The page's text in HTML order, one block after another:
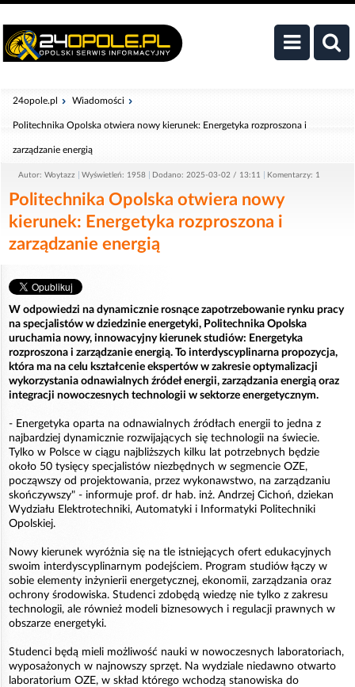
24opole.pl Wiadomości
Politechnika Opolska otwiera nowy kierunek: Energetyka rozproszona i
zarządzanie energią
Autor: Woytazz Wyświetleń: 1958 Dodano: 2025-03-02 / 13:11 Komentarzy: 1
Politechnika Opolska otwiera nowy
kierunek: Energetyka rozproszona i
zarządzanie energią
W odpowiedzi na dynamicznie rosnące zapotrzebowanie rynku pracy
na specjalistów w dziedzinie energetyki, Politechnika Opolska
uruchamia nowy, innowacyjny kierunek studiów: Energetyka
rozproszona i zarządzanie energią. To interdyscyplinarna propozycja,
która ma na celu kształcenie ekspertów w zakresie optymalizacji
wykorzystania odnawialnych źródeł energii, zarządzania energią oraz
integracji nowoczesnych technologii w sektorze energetycznym.
- Energetyka oparta na odnawialnych źródłach energii to jedna z
najbardziej dynamicznie rozwijających się technologii na świecie.
Tylko w Polsce w ciągu najbliższych kilku lat potrzebnych będzie
około 50 tysięcy specjalistów niezbędnych w segmencie OZE,
począwszy od projektowania, przez wykonawstwo, na zarządzaniu
skończywszy" - informuje prof. dr hab. inż. Andrzej Cichoń, dziekan
Wydziału Elektrotechniki, Automatyki i Informatyki Politechniki
Opolskiej.
Nowy kierunek wyróżnia się na tle istniejących ofert edukacyjnych
swoim interdyscyplinarnym podejściem. Program studiów łączy w
sobie elementy inżynierii energetycznej, ekonomii, zarządzania oraz
ochrony środowiska. Studenci zdobędą wiedzę nie tylko z zakresu
technologii, ale również modeli biznesowych i regulacji prawnych w
obszarze energetyki.
Studenci będą mieli możliwość nauki w nowoczesnych laboratoriach,
wyposażonych w najnowszy sprzęt. Na wydziale niedawno otwarto
laboratorium OZE, w skład którego wchodzą stanowiska do